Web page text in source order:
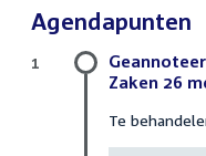
Agendapunten
Zaken 26
Te
1